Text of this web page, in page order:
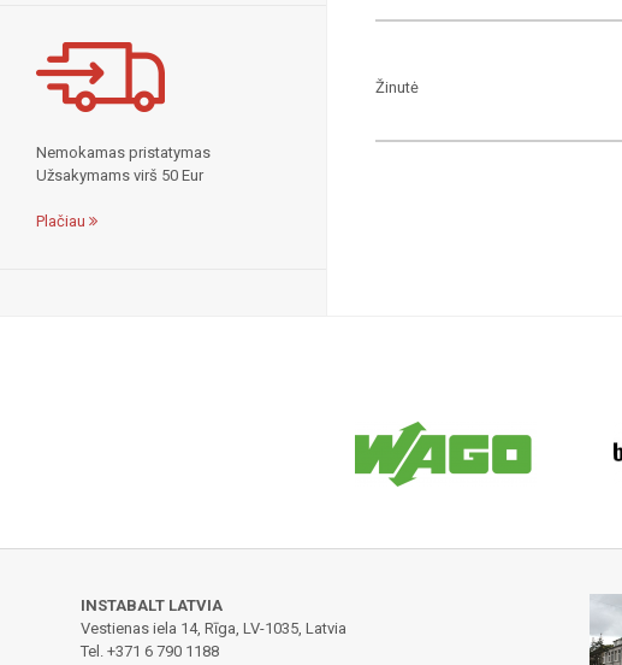
Nemokamas pristatymas
Užsakymams virš 50 Eur
Plačiau
INSTABALT LATVIA
Vestienas iela 14, Rīga, LV-1035, Latvia
Tel. +371 6 790 1188